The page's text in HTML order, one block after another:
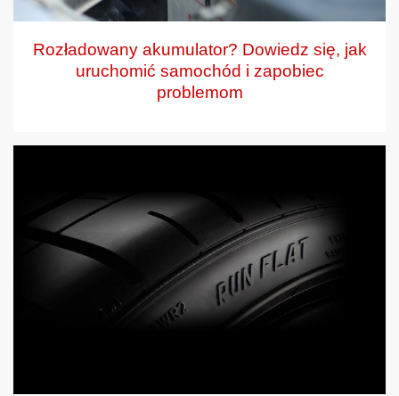
Rozładowany akumulator? Dowiedz się, jak
uruchomić samochód i zapobiec
problemom